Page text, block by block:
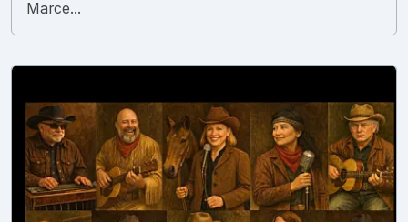
Marce...